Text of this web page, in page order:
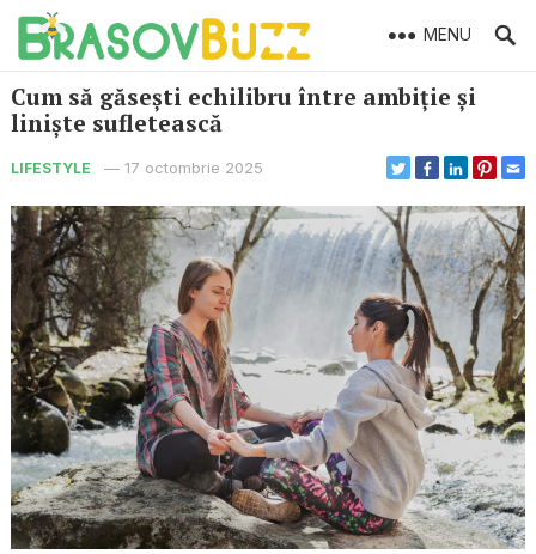
MENU
Cum să găsești echilibru între ambiție și
liniște sufletească
LIFESTYLE — 17 octombrie 2025